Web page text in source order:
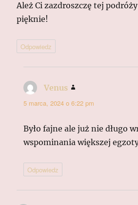
Ależ Ci zazdroszczę tej
pięknie!
Odpowiedz
Venus
5 marca, 2024 o 6:22 pm
Było fajne ale już nie długo
wspominania większej
Odpowiedz